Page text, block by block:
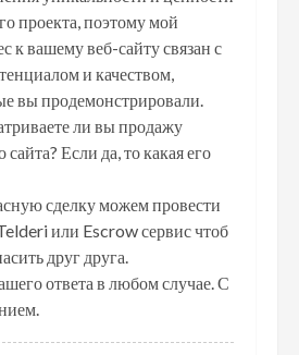
проекта, поэтому мой
к вашему веб-сайту связан с
и качеством,
вы продемонстрировали.
ли вы продажу
сайта? Если да, то какая его
сделку можем провести
или Escrow сервис чтоб
друг друга.
ответа в любом случае. С